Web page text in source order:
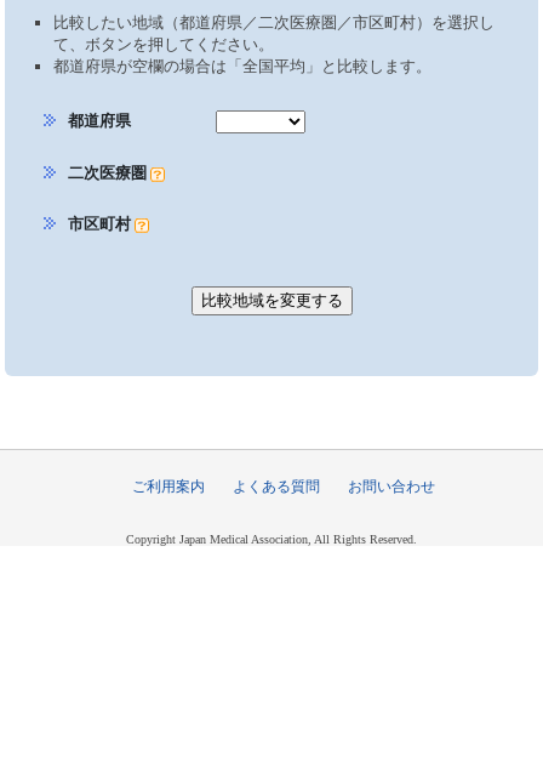
比較したい地域（都道府県／二次医療圏／市区町村）を選択し
て、ボタンを押してください。
都道府県が空欄の場合は「全国平均」と比較します。
都道府県
二次医療圏
市区町村
ご利用案内 よくある質問 お問い合わせ
Copyright Japan Medical Association, All Rights Reserved.